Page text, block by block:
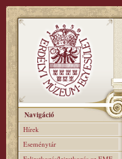
Navigáció
Hírek
Eseménytár